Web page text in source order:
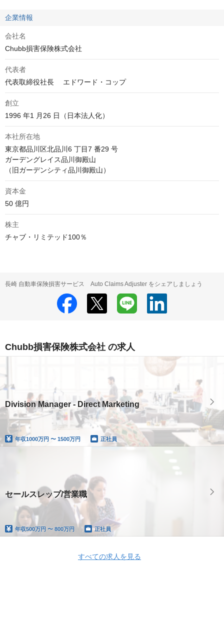
企業情報
会社名
Chubb損害保険株式会社
代表者
代表取締役社長 　エドワード・コップ
創立
1996 年1 月26 日（日本法人化）
本社所在地
東京都品川区北品川6 丁目7 番29 号
ガーデングレイス品川御殿山
（旧ガーデンシティ品川御殿山）
資本金
50 億円
株主
チャブ・リミテッド100％
長崎 自動車保険損害サービス Auto Claims Adjuster をシェアしましょう
Chubb損害保険株式会社 の求人
Division Manager - Direct Marketing
年収1000万円 〜 1500万円 正社員
セールスレップ/営業職
年収500万円 〜 800万円 正社員
すべての求人を見る